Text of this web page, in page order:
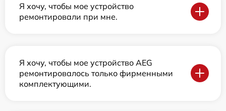
Я хочу, чтобы мое устройство
ремонтировали при мне.
Я хочу, чтобы мое устройство AEG
ремонтировалось только фирменными
комплектующими.